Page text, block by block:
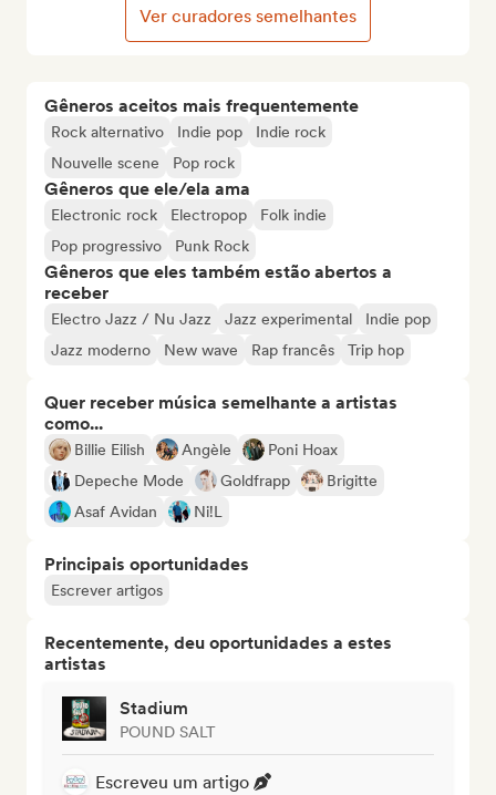
Gêneros aceitos mais frequentemente
Rock alternativo Indie pop
Indie rock
Nouvelle scene
Pop rock
Gêneros que ele/ela ama
Electronic rock Electropop
Folk indie
Pop progressivo
Punk Rock
Gêneros que eles também estão abertos a
receber
Electro Jazz / Nu Jazz Jazz experimental
Indie pop
Jazz moderno
New wave Rap francês Trip hop
Quer receber música semelhante a artistas
como...
Billie Eilish Angèle
Poni Hoax
Depeche Mode
Goldfrapp
Brigitte
Asaf Avidan
Ni!L
Principais oportunidades
Escrever artigos
Recentemente, deu oportunidades a estes
artistas
Stadium
POUND SALT
Escreveu um artigo
Ver curadores semelhantes